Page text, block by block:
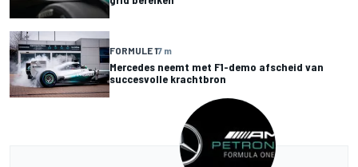
FORMULE 17 m
Mercedes neemt met F1-demo afscheid van
succesvolle krachtbron